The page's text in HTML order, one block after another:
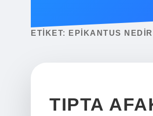
ETIKET: EPIKANTUS
TIPTA